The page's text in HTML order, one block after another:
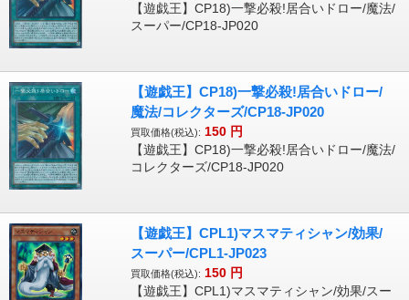
【遊戯王】CP18)一撃必殺!居合いドロー/魔法/
スーパー/CP18-JP020
【遊戯王】CP18)一撃必殺!居合いドロー/
魔法/コレクターズ/CP18-JP020
買取価格(税込): 150 円
【遊戯王】CP18)一撃必殺!居合いドロー/魔法/
コレクターズ/CP18-JP020
【遊戯王】CPL1)マスマティシャン/効果/
スーパー/CPL1-JP023
買取価格(税込): 150 円
【遊戯王】CPL1)マスマティシャン/効果/スー